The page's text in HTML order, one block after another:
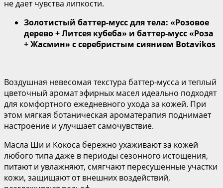
не дает чувства липкости.
Золотистый баттер-мусс для тела: «Розовое
дерево + Литсея кубеба» и баттер-мусс «Роза
+ Жасмин» с серебристым сиянием Botavikos
Воздушная невесомая текстура баттер-мусса и теплый
цветочный аромат эфирных масел идеально подходят
для комфортного ежедневного ухода за кожей. При
этом мягкая ботаническая ароматерапия поднимает
настроение и улучшает самочувствие.
Масла Ши и Кокоса бережно ухаживают за кожей
любого типа даже в периоды сезонного истощения,
питают и увлажняют, смягчают пересушенные участки
кожи, защищают от внешних воздействий,